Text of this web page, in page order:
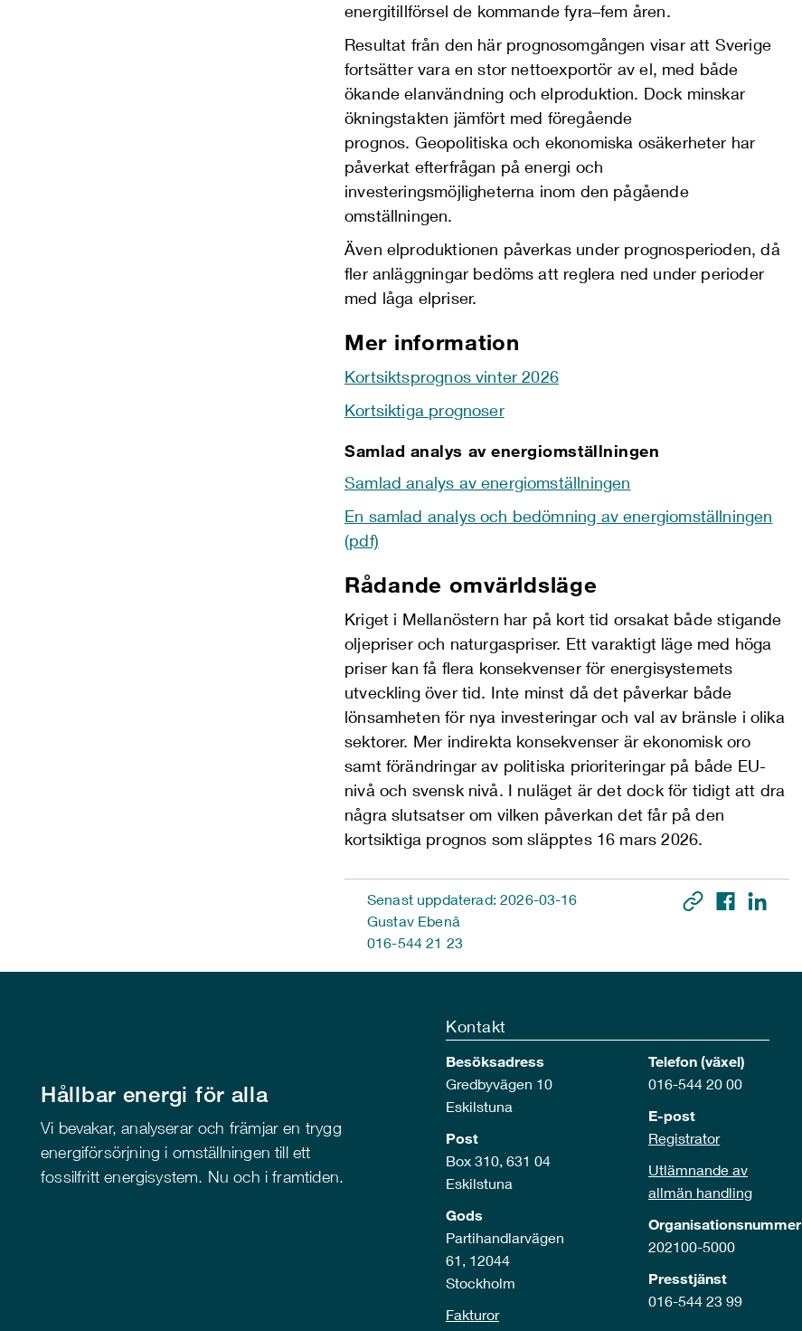
energitillförsel de kommande fyra–fem åren.
Resultat från den härprognosomgången visaratt Sverige
fortsätter vara en stor nettoexportör av el, med både
ökande elanvändning och elproduktion. Dock minskar
ökningstakten jämfört med föregående
prognos. Geopolitiska och ekonomiska osäkerheter har
påverkat efterfrågan på energi och
investeringsmöjligheterna inom den pågående
omställningen.
Även elproduktionen påverkas under prognosperioden, då
fler anläggningar bedöms att reglera ned under perioder
med låga elpriser.
Mer information
Kortsiktsprognos vinter 2026
Kortsiktiga prognoser
Samlad analys av energiomställningen
Samlad analys av energiomställningen
En samlad analys och bedömning av energiomställningen
(pdf)
Rådande omvärldsläge
Kriget i Mellanöstern har på kort tid orsakat både stigande
oljepriser och naturgaspriser. Ett varaktigt läge med höga
priser kan få flera konsekvenser för energisystemets
utveckling över tid. Inte minst då det påverkar både
lönsamheten för nya investeringar och val av bränsle i olika
sektorer. Mer indirekta konsekvenser är ekonomisk oro
samt förändringar av politiska prioriteringar på både EU-
nivå och svensk nivå. I nuläget är det dock för tidigt att dra
några slutsatser om vilken påverkan det får på den
kortsiktiga prognos som släpptes 16 mars 2026.
Senast uppdaterad: 2026-03-16
Gustav Ebenå
016-544 21 23
Hållbar energi för alla
Vi bevakar, analyserar och främjar en trygg
energiförsörjning i omställningen till ett
fossilfritt energisystem. Nu och i framtiden.
Kontakt
Besöksadress
Gredbyvägen 10
Eskilstuna
Post
Box 310, 631 04
Eskilstuna
Gods
Partihandlarvägen
61, 12044
Stockholm
Fakturor
Telefon (växel)
016-544 20 00
E-post
Registrator
Utlämnande av
allmän handling
Organisationsnummer
202100-5000
Presstjänst
016-544 23 99